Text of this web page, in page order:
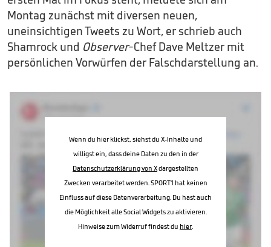
Montag zunächst mit diversen neuen,
uneinsichtigen Tweets zu Wort, er schrieb auch
Shamrock und Observer-Chef Dave Meltzer mit
persönlichen Vorwürfen der Falschdarstellung an.
Wenn du hier klickst, siehst du X-Inhalte und
willigst ein, dass deine Daten zu den in der
Datenschutzerklärung von Xdargestellten
Zwecken verarbeitet werden. SPORT1 hat keinen
Einfluss auf diese Datenverarbeitung. Du hast auch
die Möglichkeit alle Social Widgets zu aktivieren.
Hinweise zum Widerruf findest du hier.